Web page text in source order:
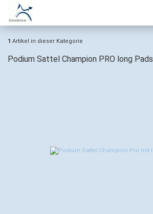
1 Artikel in dieser Kategorie
Podium Sattel Champion PRO long Pads